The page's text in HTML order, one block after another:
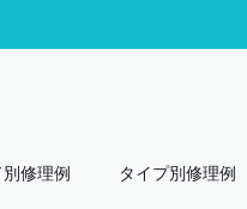
修理例 タイプ別修理例